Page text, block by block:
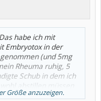
habe ich mit
Embryotox in der
(und 5mg
Rheuma ruhig, 5
Schub in dem ich
Größe anzuzeigen.